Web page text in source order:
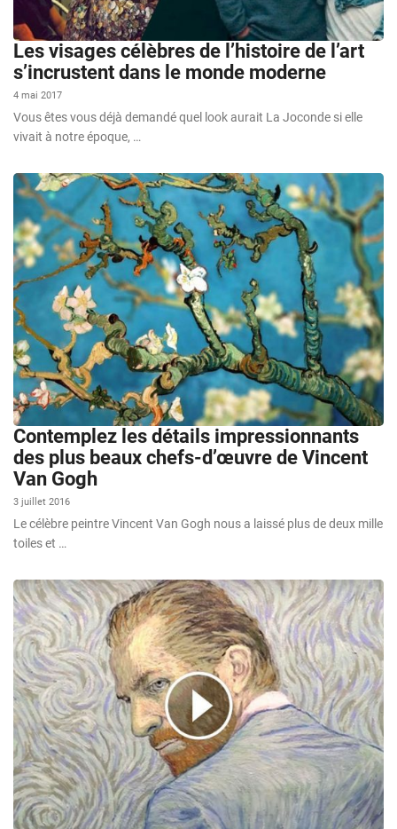
Les visages célèbres de l’histoire de l’art
s’incrustent dans le monde moderne
4 mai 2017
Vous êtes vous déjà demandé quel look aurait La Joconde si elle
vivait à notre époque, …
Contemplez les détails impressionnants
des plus beaux chefs-d’œuvre de Vincent
Van Gogh
3 juillet 2016
Le célèbre peintre Vincent Van Gogh nous a laissé plus de deux mille
toiles et …